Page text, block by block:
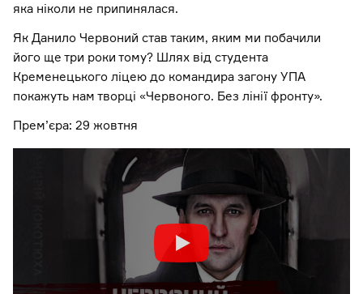
яка ніколи не припинялася.
Як Данило Червоний став таким, яким ми побачили
його ще три роки тому? Шлях від студента
Кременецького ліцею до командира загону УПА
покажуть нам творці «Червоного. Без лінії фронту».
Прем’єра: 29 жовтня